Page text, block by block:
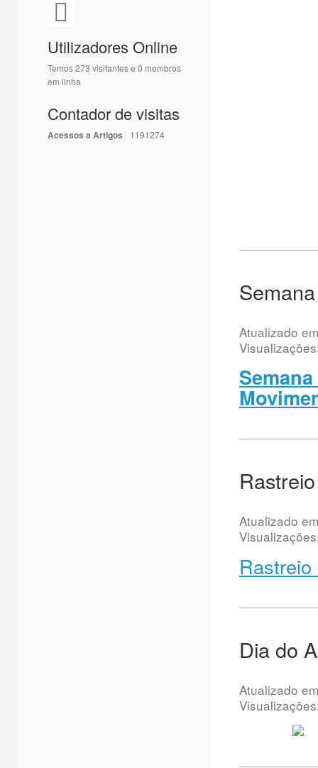
Utilizadores Online
Temos 273 visitantes e 0 membros
em linha
Contador de visitas
Acessos a Artigos 1191274
Atualizado
Atualizado
Dia do
Atualizado